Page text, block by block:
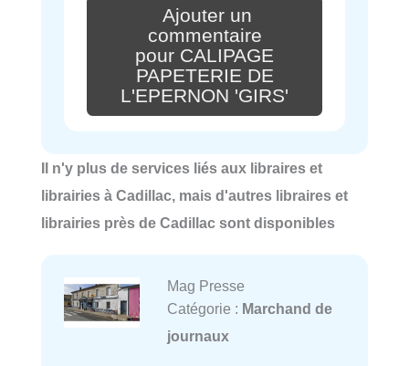
Ajouter un
commentaire
pour CALIPAGE
PAPETERIE DE
L'EPERNON 'GIRS'
Il n'y plus de services liés aux libraires et
librairies à Cadillac, mais d'autres libraires et
librairies près de Cadillac sont disponibles
Mag Presse
Catégorie : Marchand de
journaux